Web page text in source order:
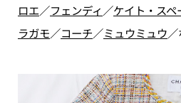
ロエ／フェンディ ／ケイト・スペ
ラガモ／コーチ／ミュウミュウ／